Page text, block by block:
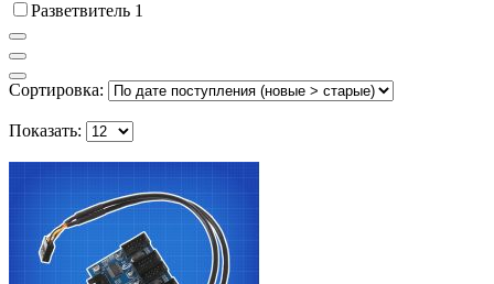
Разветвитель 1
Сортировка:
Показать: